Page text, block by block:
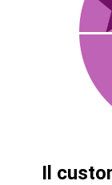
Il